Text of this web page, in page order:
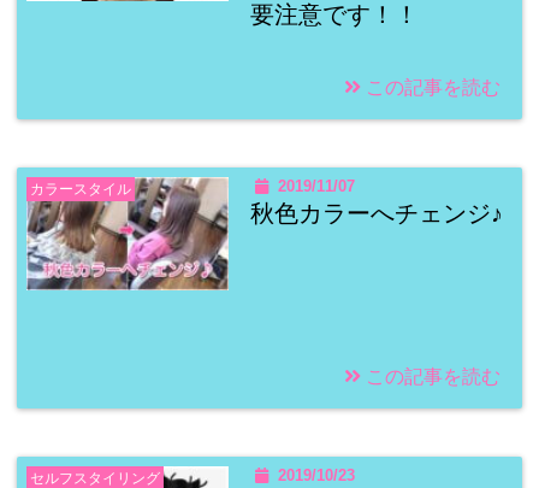
要注意です！！
この記事を読む
カラースタイル 2019/11/07
秋色カラーへチェンジ♪
この記事を読む
セルフスタイリング 2019/10/23